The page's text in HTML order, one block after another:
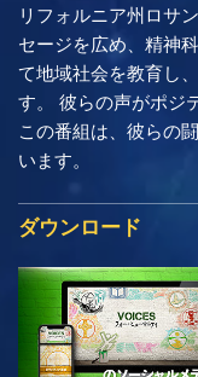
リフォルニア州ロサ
セージを広め、精神
て地域社会を教育し
す。 彼らの声がポジ
この番組は、彼らの
います。
ダウンロード